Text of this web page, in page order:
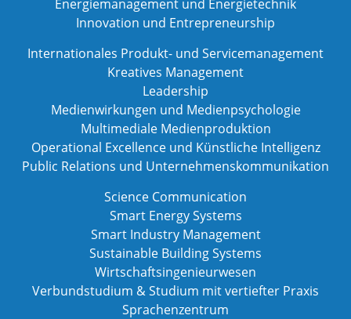
Energiemanagement und Energietechnik
Innovation und Entrepreneurship
Internationales Produkt- und Servicemanagement
Kreatives Management
Leadership
Medienwirkungen und Medienpsychologie
Multimediale Medienproduktion
Operational Excellence und Künstliche Intelligenz
Public Relations und Unternehmenskommunikation
Science Communication
Smart Energy Systems
Smart Industry Management
Sustainable Building Systems
Wirtschaftsingenieurwesen
Verbundstudium & Studium mit vertiefter Praxis
Sprachenzentrum